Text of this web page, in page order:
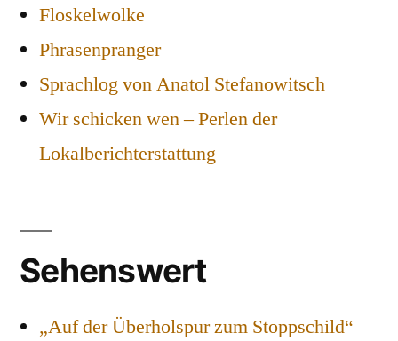
Floskelwolke
Phrasenpranger
Sprachlog von Anatol Stefanowitsch
Wir schicken wen – Perlen der
Lokalberichterstattung
Sehenswert
„Auf der Überholspur zum Stoppschild“